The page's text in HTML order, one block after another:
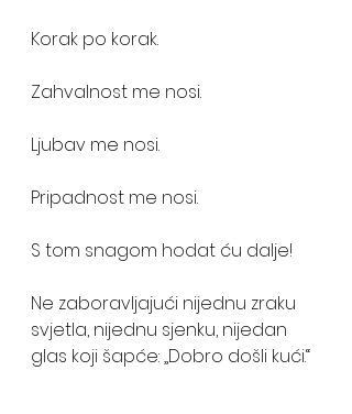
Korak po korak.
Zahvalnost me nosi.
Ljubav me nosi.
Pripadnost me nosi.
S tom snagom hodat ću dalje!
Ne zaboravljajući nijednu zraku
svjetla, nijednu sjenku, nijedan
glas koji šapće: „Dobro došli kući.“